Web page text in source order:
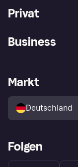
Privat
Klarna App
Shops entdecken
Käuferschutzrichtlinie
Business
Händlerportal
Markt
Deutschland
Folgen